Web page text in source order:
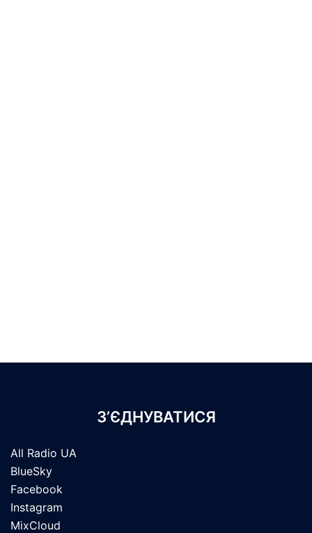
З’ЄДНУВАТИСЯ
All Radio UA
BlueSky
Facebook
Instagram
MixCloud